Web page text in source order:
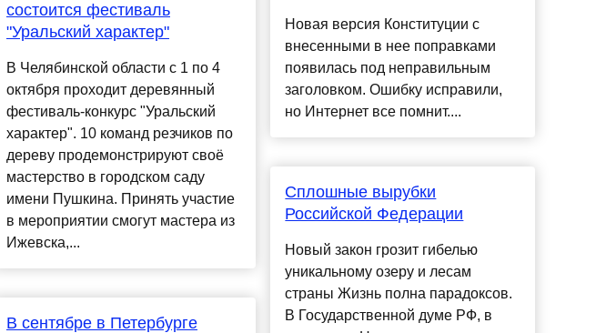
состоится фестиваль
"Уральский характер"
В Челябинской области с 1 по 4
октября проходит деревянный
фестиваль-конкурс "Уральский
характер". 10 команд резчиков по
дереву продемонстрируют своё
мастерство в городском саду
имени Пушкина. Принять участие
в мероприятии смогут мастера из
Ижевска,...
В сентябре в Петербурге
Новая версия Конституции с
внесенными в нее поправками
появилась под неправильным
заголовком. Ошибку исправили,
но Интернет все помнит....
Сплошные вырубки
Российской Федерации
Новый закон грозит гибелью
уникальному озеру и лесам
страны Жизнь полна парадоксов.
В Государственной думе РФ, в